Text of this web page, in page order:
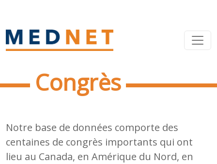
Congrès
Notre base de données comporte des
centaines de congrès importants qui ont
lieu au Canada, en Amérique du Nord, en